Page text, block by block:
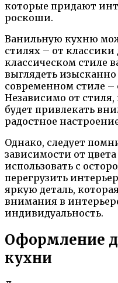
которые придают
роскоши.
Ванильную кухню
стилях – от
классическом стиле
выглядеть изысканно
современном стиле –
Независимо от стиля,
будет привлекать
радостное
Однако, следует
зависимости от
использовать с
перегрузить
яркую деталь,
внимания в
индивидуальность.
Оформление
кухни